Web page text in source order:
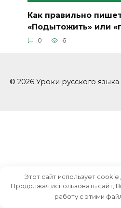
Как правильно
«Подытожить» или
0 6
© 2026 Уроки русского языка
Этот сайт использует cookie
Продолжая использовать сайт,
работу с этими